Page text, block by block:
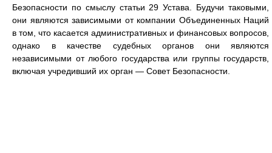
Безопасности по смыслу статьи 29 Устава. Будучи таковыми,
они являются зависимыми от компании Объединенных Наций
в том, что касается административных и финансовых вопросов,
однако в качестве судебных органов они являются
независимыми от любого государства или группы государств,
включая учредивший их орган — Совет Безопасности.